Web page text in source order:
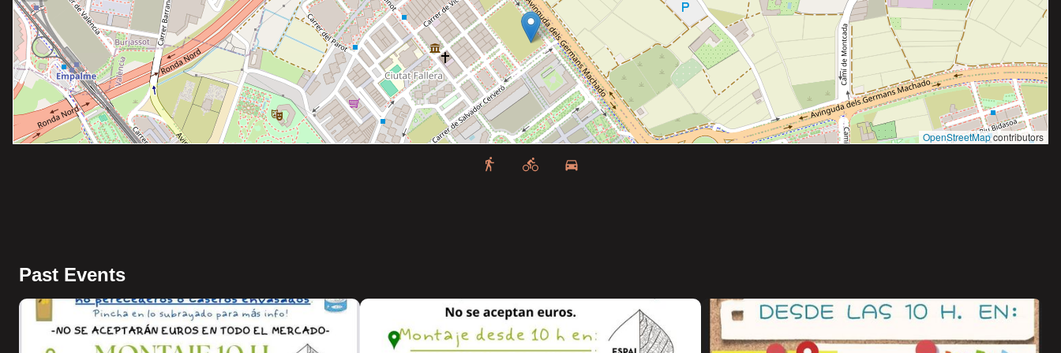
OpenStreetMapcontributors
Past Events